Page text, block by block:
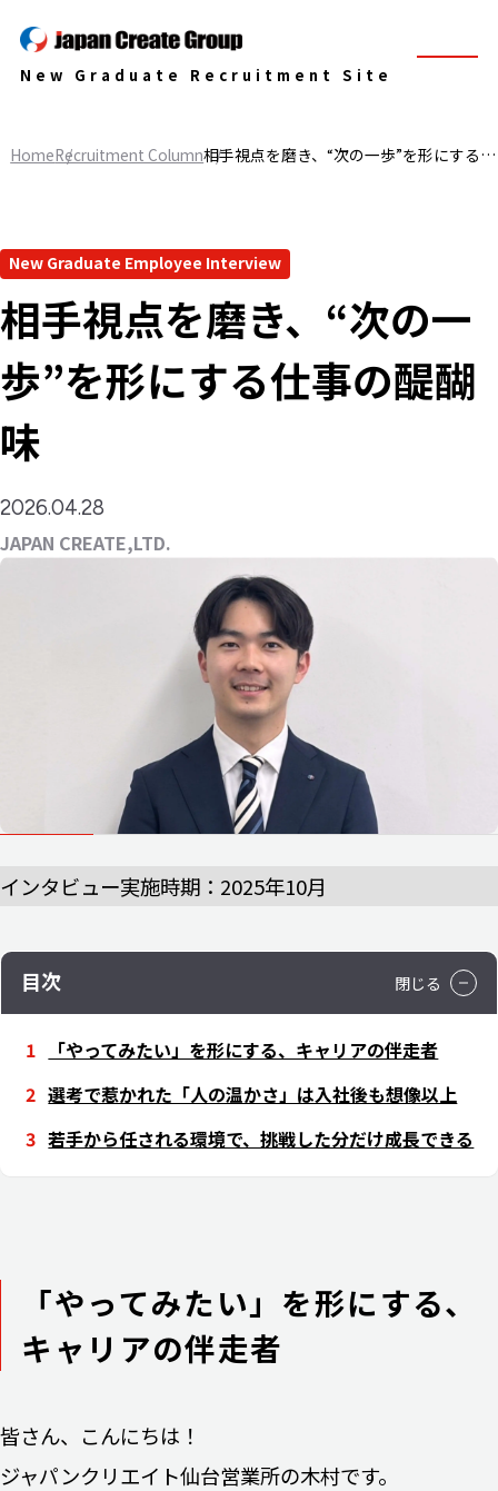
New Graduate Recruitment Site
HomeRecruitment Column 相手視点を磨き、“次の一歩”を形にする仕事の醍醐味
New Graduate Employee Interview
相手視点を磨き、“次の一
歩”を形にする仕事の醍醐
味
2026.04.28
JAPAN CREATE,LTD.
インタビュー実施時期：2025年10月
目次
「やってみたい」を形にする、キャリアの伴走者
選考で惹かれた「人の温かさ」は入社後も想像以上
若手から任される環境で、挑戦した分だけ成長できる
「やってみたい」を形にする、
キャリアの伴走者
皆さん、こんにちは！
ジャパンクリエイト仙台営業所の木村です。